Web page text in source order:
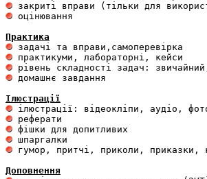
оцінювання
Практика
домашнє завдання
Ілюстрації
гумор, притчі, приколи, приказки,
Доповнення